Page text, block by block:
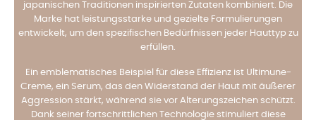
japanischen Traditionen inspirierten Zutaten kombiniert. Die
Marke hat leistungsstarke und gezielte Formulierungen
entwickelt, um den spezifischen Bedürfnissen jeder Hauttyp zu
erfüllen.
Ein emblematisches Beispiel für diese Effizienz ist Ultimune-
Creme, ein Serum, das den Widerstand der Haut mit äußerer
Aggression stärkt, während sie vor Alterungszeichen schützt.
Dank seiner fortschrittlichen Technologie stimuliert diese